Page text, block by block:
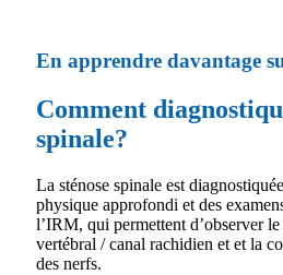
En apprendre davantage
Comment
spinale?
La sténose spinale est
physique approfondi et des
l’IRM, qui permettent d’observer
vertébral / canal rachidien et et la
des nerfs.